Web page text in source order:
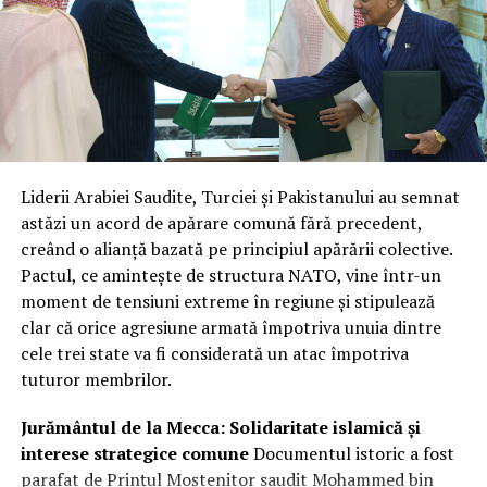
Liderii Arabiei Saudite, Turciei și Pakistanului au semnat
astăzi un acord de apărare comună fără precedent,
creând o alianță bazată pe principiul apărării colective.
Pactul, ce amintește de structura NATO, vine într-un
moment de tensiuni extreme în regiune și stipulează
clar că orice agresiune armată împotriva unuia dintre
cele trei state va fi considerată un atac împotriva
tuturor membrilor.
Jurământul de la Mecca: Solidaritate islamică și
interese strategice comuneDocumentul istoric a fost
parafat de Prințul Moștenitor saudit Mohammed bin